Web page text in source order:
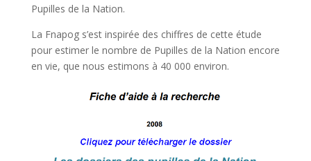
Pupilles de la Nation.
La Fnapog s’est inspirée des chiffres de cette étude
pour estimer le nombre de Pupilles de la Nation encore
en vie, que nous estimons à 40 000 environ.